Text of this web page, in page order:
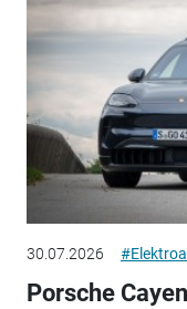
30.07.2026
Porsche